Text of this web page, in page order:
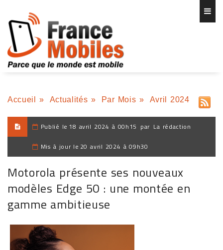
Accueil » Actualités » Par Mois » Avril 2024
Publié le 18 avril 2024 à 00h15 par La rédaction
Mis à jour le 20 avril 2024 à 09h30
Motorola présente ses nouveaux
modèles Edge 50 : une montée en
gamme ambitieuse